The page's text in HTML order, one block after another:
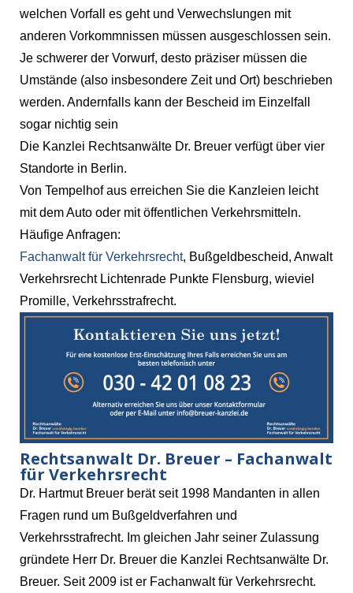
welchen Vorfall es geht und Verwechslungen mit
anderen Vorkommnissen müssen ausgeschlossen sein.
Je schwerer der Vorwurf, desto präziser müssen die
Umstände (also insbesondere Zeit und Ort) beschrieben
werden. Andernfalls kann der Bescheid im Einzelfall
sogar nichtig sein
Die Kanzlei Rechtsanwälte Dr. Breuer verfügt über vier
Standorte in Berlin.
Von Tempelhof aus erreichen Sie die Kanzleien leicht
mit dem Auto oder mit öffentlichen Verkehrsmitteln.
Häufige Anfragen:
Fachanwalt für Verkehrsrecht, Bußgeldbescheid, Anwalt
Verkehrsrecht Lichtenrade Punkte Flensburg, wieviel
Promille, Verkehrsstrafrecht.
Rechtsanwalt Dr. Breuer – Fachanwalt
für Verkehrsrecht
Dr. Hartmut Breuer berät seit 1998 Mandanten in allen
Fragen rund um Bußgeldverfahren und
Verkehrsstrafrecht. Im gleichen Jahr seiner Zulassung
gründete Herr Dr. Breuer die Kanzlei Rechtsanwälte Dr.
Breuer. Seit 2009 ist er Fachanwalt für Verkehrsrecht.